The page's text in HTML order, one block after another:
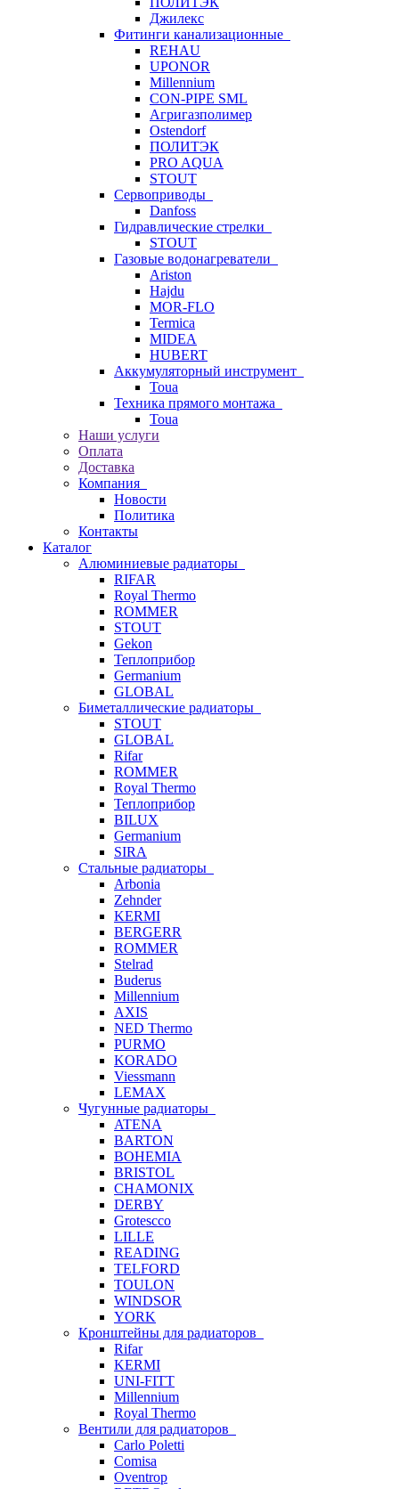
Джилекс
Фитинги канализационные
REHAU
UPONOR
Millennium
CON-PIPE SML
Агригазполимер
Ostendorf
ПОЛИТЭК
PRO AQUA
STOUT
Сервоприводы
Danfoss
Гидравлические стрелки
STOUT
Газовые водонагреватели
Ariston
Hajdu
MOR-FLO
Termica
MIDEA
HUBERT
Аккумуляторный инструмент
Toua
Техника прямого монтажа
Toua
Наши услуги
Оплата
Доставка
Компания
Новости
Политика
Контакты
Каталог
Алюминиевые радиаторы
RIFAR
Royal Thermo
ROMMER
STOUT
Gekon
Теплоприбор
Germanium
GLOBAL
Биметаллические радиаторы
STOUT
GLOBAL
Rifar
ROMMER
Royal Thermo
Теплоприбор
BILUX
Germanium
SIRA
Стальные радиаторы
Arbonia
Zehnder
KERMI
BERGERR
ROMMER
Stelrad
Buderus
Millennium
AXIS
NED Thermo
PURMO
KORADO
Viessmann
LEMAX
Чугунные радиаторы
ATENA
BARTON
BOHEMIA
BRISTOL
CHAMONIX
DERBY
Grotescco
LILLE
READING
TELFORD
TOULON
WINDSOR
YORK
Кронштейны для радиаторов
Rifar
KERMI
UNI-FITT
Millennium
Royal Thermo
Вентили для радиаторов
Carlo Poletti
Comisa
Oventrop